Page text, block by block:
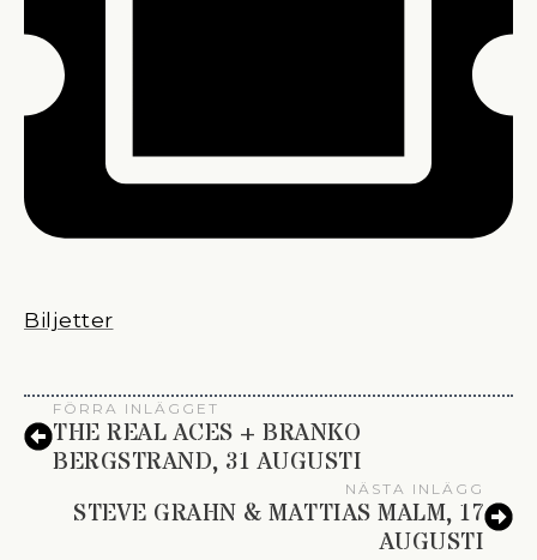
Biljetter
FÖRRA INLÄGGET
THE REAL ACES + BRANKO
BERGSTRAND, 31 AUGUSTI
NÄSTA INLÄGG
STEVE GRAHN & MATTIAS MALM, 17
AUGUSTI